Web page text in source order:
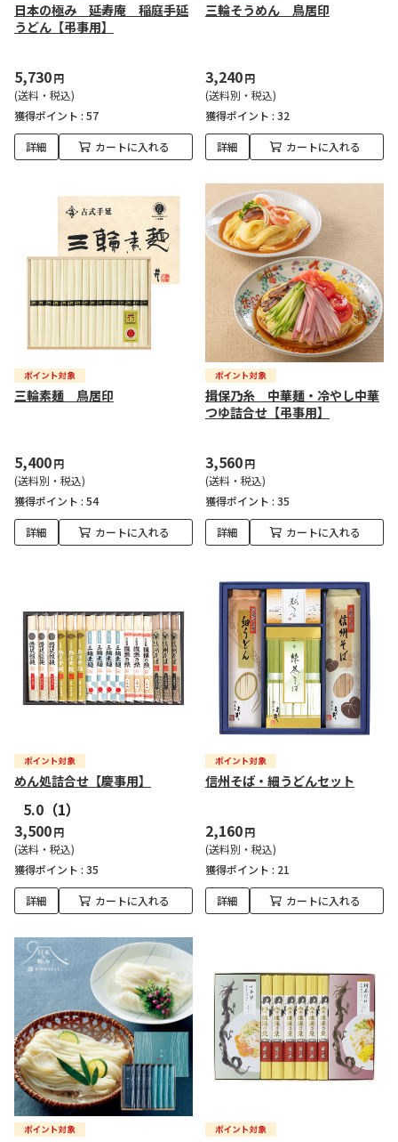
日本の極み 延寿庵 稲庭手延
うどん【弔事用】
5,730円
(送料・税込)
獲得ポイント : 57
詳細 カートに入れる
三輪そうめん 鳥居印
3,240円
(送料別・税込)
獲得ポイント : 32
詳細 カートに入れる
三輪素麺 鳥居印
5,400円
(送料別・税込)
獲得ポイント : 54
詳細 カートに入れる
揖保乃糸 中華麺・冷やし中華
つゆ詰合せ【弔事用】
3,560円
(送料・税込)
獲得ポイント : 35
詳細 カートに入れる
めん処詰合せ【慶事用】
5.0 （1）
3,500円
(送料・税込)
獲得ポイント : 35
詳細 カートに入れる
信州そば・細うどんセット
2,160円
(送料別・税込)
獲得ポイント : 21
詳細 カートに入れる